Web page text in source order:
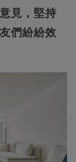
見，堅持
們紛紛效